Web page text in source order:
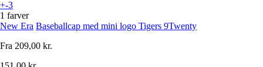
+-3
1 farver
New Era Baseballcap med mini logo Tigers 9Twenty
Fra 209,00 kr.